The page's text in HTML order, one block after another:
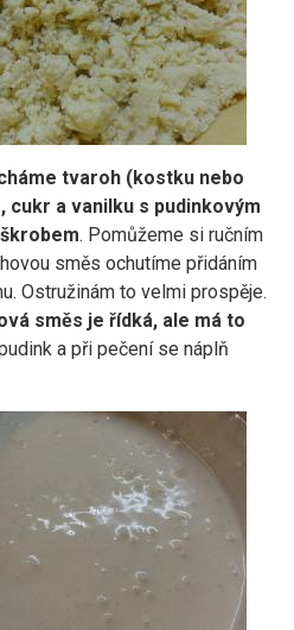
tvaroh (kostku nebo
cukr a vanilku s pudinkovým
. Pomůžeme si ručním
směs ochutíme přidáním
Ostružinám to velmi prospěje.
směs je řídká, ale má to
a při pečení se náplň